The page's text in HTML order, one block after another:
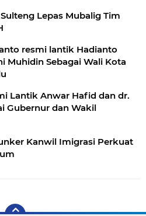
Lepas Mubalig Tim
resmi lantik Hadianto
Muhidin Sebagai Wali Kota
Lantik Anwar Hafid dan dr.
Gubernur dan Wakil
Kanwil Imigrasi Perkuat